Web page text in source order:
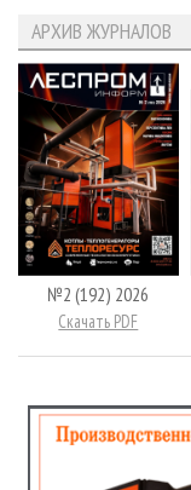
АРХИВ ЖУРНАЛОВ
№2 (192) 2026
Скачать PDF